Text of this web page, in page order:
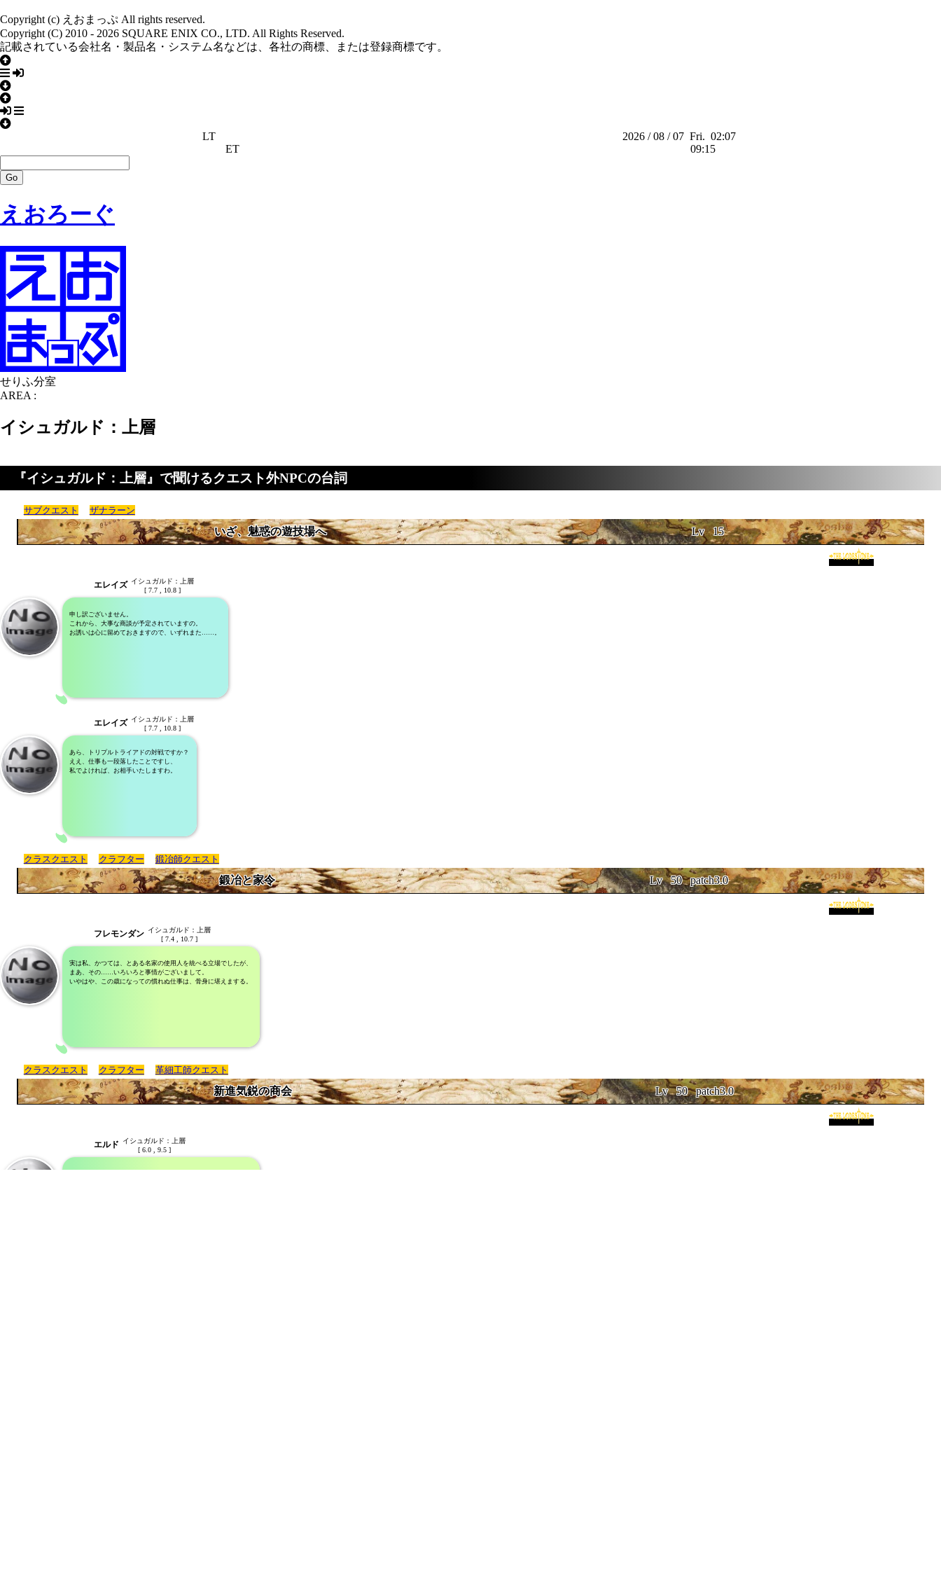
Copyright (c) えおまっぷ All rights reserved.
Copyright (C) 2010 - 2026 SQUARE ENIX CO., LTD. All Rights Reserved.
記載されている会社名・製品名・システム名などは、各社の商標、または登録商標です。
LT 2026 / 08 / 07 Fri. 02:07
ET
09:15
えおろーぐ
せりふ分室
AREA :
イシュガルド：上層
『イシュガルド：上層』で聞けるクエスト外NPCの台詞
サブクエスト ザナラーン
いざ、魅惑の遊技場へ Lv 15
エレイズ イシュガルド：上層
[ 7.7 , 10.8 ]
申し訳ございません。
これから、大事な商談が予定されていますの。
お誘いは心に留めておきますので、いずれまた……。
エレイズ イシュガルド：上層
[ 7.7 , 10.8 ]
あら、トリプルトライアドの対戦ですか？
ええ、仕事も一段落したことですし、
私でよければ、お相手いたしますわ。
クラスクエスト クラフター 鍛冶師クエスト
鍛冶と家令 Lv 50 patch3.0
フレモンダン イシュガルド：上層
[ 7.4 , 10.7 ]
実は私、かつては、とある名家の使用人を統べる立場でしたが、
まあ、その……いろいろと事情がございまして。
いやはや、この歳になっての慣れぬ仕事は、骨身に堪えまする。
クラスクエスト クラフター 革細工師クエスト
新進気鋭の商会 Lv 50 patch3.0
エルド
イシュガルド：上層
[ 6.0 , 9.5 ]